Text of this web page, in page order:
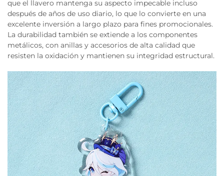
que el llavero mantenga su aspecto impecable incluso
después de años de uso diario, lo que lo convierte en una
excelente inversión a largo plazo para fines promocionales.
La durabilidad también se extiende a los componentes
metálicos, con anillas y accesorios de alta calidad que
resisten la oxidación y mantienen su integridad estructural.